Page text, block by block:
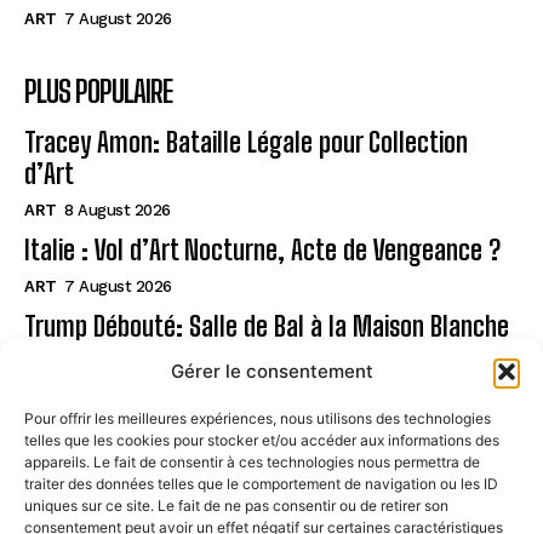
Gérer le consentement
Pour offrir les meilleures expériences, nous utilisons des technologies
telles que les cookies pour stocker et/ou accéder aux informations des
appareils. Le fait de consentir à ces technologies nous permettra de
traiter des données telles que le comportement de navigation ou les ID
uniques sur ce site. Le fait de ne pas consentir ou de retirer son
consentement peut avoir un effet négatif sur certaines caractéristiques
ART 7 August 2026
PLUS POPULAIRE
Tracey Amon: Bataille Légale pour Collection
d’Art
ART 8 August 2026
Italie : Vol d’Art Nocturne, Acte de Vengeance ?
ART 7 August 2026
Trump Débouté: Salle de Bal à la Maison Blanche
Page
CONTACT